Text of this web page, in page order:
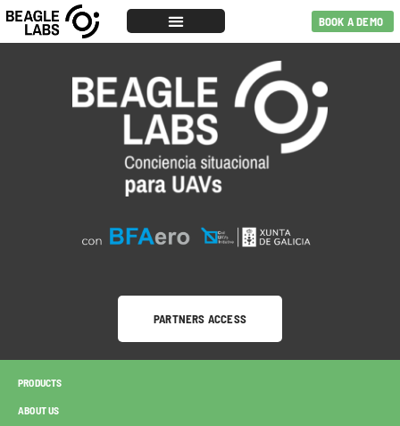
BOOK A DEMO
PARTNERS ACCESS
PRODUCTS
ABOUT US